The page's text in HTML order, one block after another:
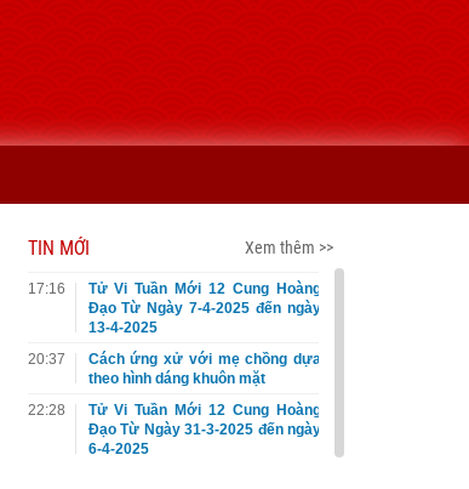
TIN MỚI Xem thêm >>
17:16
Tử Vi Tuần Mới 12 Cung Hoàng
Đạo Từ Ngày 7-4-2025 đến ngày
13-4-2025
20:37
Cách ứng xử với mẹ chồng dựa
theo hình dáng khuôn mặt
22:28
Tử Vi Tuần Mới 12 Cung Hoàng
Đạo Từ Ngày 31-3-2025 đến ngày
6-4-2025